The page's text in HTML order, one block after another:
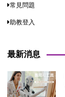
常見問題
助教登入
最新消息